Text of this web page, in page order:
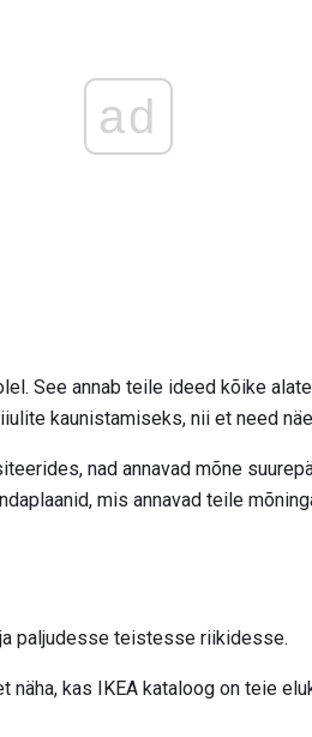
ad
See annab teile ideed kõike
kaunistamiseks, nii et need
nad annavad mõne
mis annavad teile
paljudesse teistesse riikidesse.
näha, kas IKEA kataloog on teie